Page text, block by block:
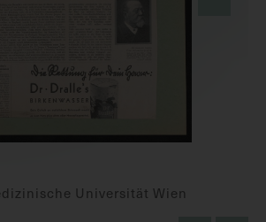
Universität Wien